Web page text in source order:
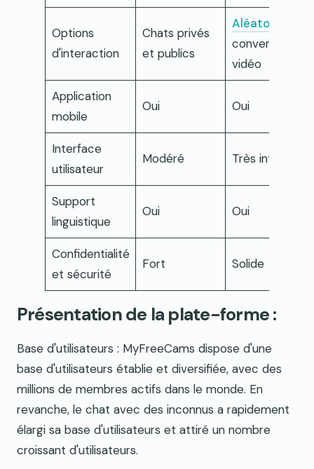
Options
d'interaction
Chats privés
et publics
Aléatoire
conversations
vidéo
Application
mobile
Oui Oui
Interface
utilisateur
Modéré Très intuitif
Support
linguistique
Oui Oui
Confidentialité
et sécurité
Fort Solide
Présentation de la plate-forme :
Base d'utilisateurs : MyFreeCams dispose d'une
base d'utilisateurs établie et diversifiée, avec des
millions de membres actifs dans le monde. En
revanche, le chat avec des inconnus a rapidement
élargi sa base d'utilisateurs et attiré un nombre
croissant d'utilisateurs.